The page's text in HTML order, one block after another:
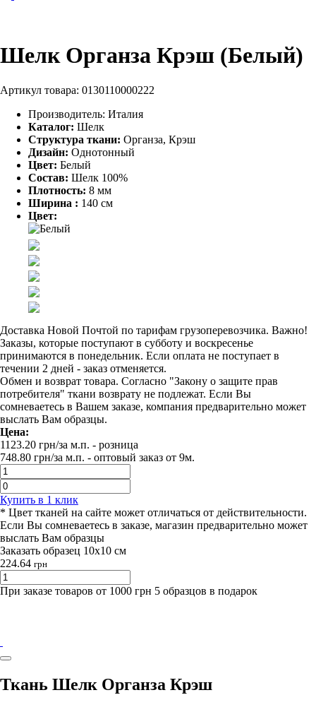
Шелк Органза Крэш (Белый)
Артикул товара: 0130110000222
Производитель: Италия
Каталог: Шелк
Структура ткани: Органза, Крэш
Дизайн: Однотонный
Цвет: Белый
Состав: Шелк 100%
Плотность: 8 мм
Ширина : 140 см
Цвет:
Доставка Новой Почтой по тарифам грузоперевозчика. Важно!
Заказы, которые поступают в субботу и воскресенье
принимаются в понедельник. Если оплата не поступает в
течении 2 дней - заказ отменяется.
Обмен и возврат товара. Согласно "Закону о защите прав
потребителя" ткани возврату не подлежат. Если Вы
сомневаетесь в Вашем заказе, компания предварительно может
выслать Вам образцы.
Цена:
1123.20 грн/за м.п. - розница
748.80 грн/за м.п. - оптовый заказ от 9м.
Купить в 1 клик
* Цвет тканей на сайте может отличаться от действительности.
Если Вы сомневаетесь в заказе, магазин предварительно может
выслать Вам образцы
Заказать образец 10х10 см
224.64 грн
При заказе товаров от 1000 грн 5 образцов в подарок
Ткань Шелк Органза Крэш